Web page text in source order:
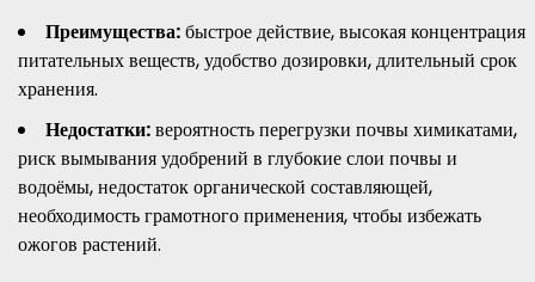
Преимущества:быстрое действие, высокая концентрация
питательных веществ, удобство дозировки, длительный срок
хранения.
Недостатки:вероятность перегрузки почвы химикатами,
риск вымывания удобрений в глубокие слои почвы и
водоёмы, недостаток органической составляющей,
необходимость грамотного применения, чтобы избежать
ожогов растений.